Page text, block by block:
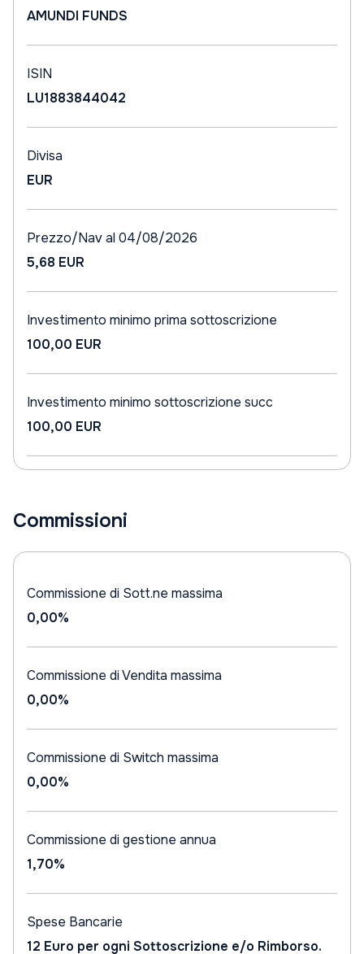
AMUNDI FUNDS
ISIN
LU1883844042
Divisa
EUR
Prezzo/Nav al 04/08/2026
5,68 EUR
Investimento minimo prima sottoscrizione
100,00 EUR
Investimento minimo sottoscrizione succ
100,00 EUR
Commissioni
Commissione di Sott.ne massima
0,00%
Commissione di Vendita massima
0,00%
Commissione di Switch massima
0,00%
Commissione di gestione annua
1,70%
Spese Bancarie
12 Euro per ogni Sottoscrizione e/o Rimborso.